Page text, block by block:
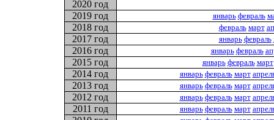
2020 год
2019 год
январь февраль
2018 год февраль март
2017 год январь февраль
2016 год январь февраль
2015 год январь февраль март
2014 год январь февраль март
2013 год январь февраль март
2012 год январь февраль март
2011 год январь февраль март